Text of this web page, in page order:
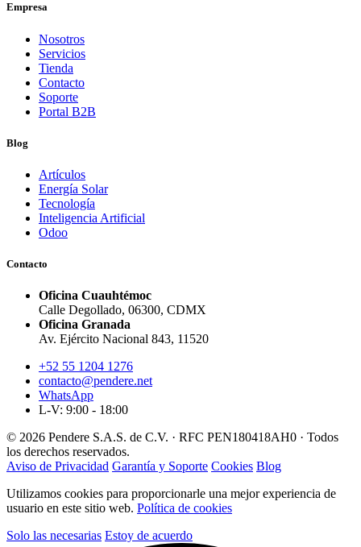
Empresa
Nosotros
Servicios
Tienda
Contacto
Soporte
Portal B2B
Blog
Artículos
Energía Solar
Tecnología
Inteligencia Artificial
Odoo
Contacto
Oficina Cuauhtémoc
Calle Degollado, 06300, CDMX
Oficina Granada
Av. Ejército Nacional 843, 11520
+52 55 1204 1276
contacto@pendere.net
WhatsApp
L-V: 9:00 - 18:00
© 2026 Pendere S.A.S. de C.V. · RFC PEN180418AH0 · Todos
los derechos reservados.
Aviso de Privacidad Garantía y Soporte Cookies Blog
Utilizamos cookies para proporcionarle una mejor experiencia de
usuario en este sitio web. Política de cookies
Solo las necesarias Estoy de acuerdo